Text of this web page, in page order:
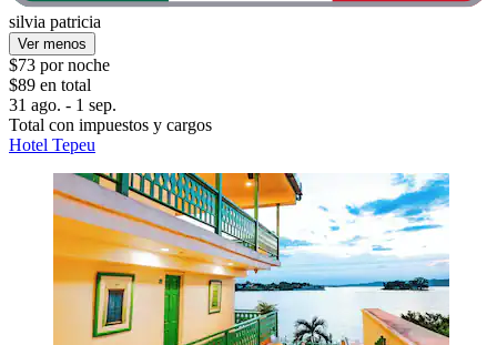
silvia patricia
Ver menos
$73 por noche
$89 en total
31 ago. - 1 sep.
Total con impuestos y cargos
Hotel Tepeu